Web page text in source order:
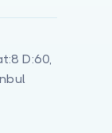
D:60,